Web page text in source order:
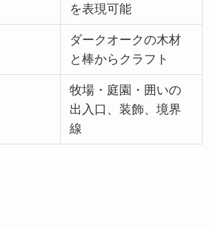
を表現可能
ダークオークの木材
と棒からクラフト
牧場・庭園・囲いの
出入口、装飾、境界
線